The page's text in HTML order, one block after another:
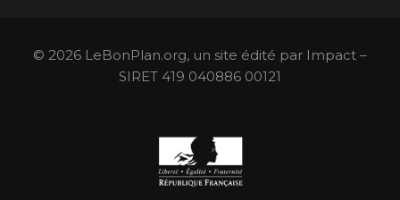
© 2026 LeBonPlan.org, un site édité par Impact –
SIRET 419 040886 00121